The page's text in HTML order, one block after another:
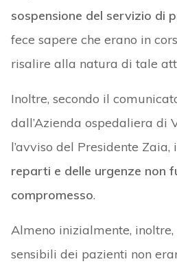
sospensione del servizio di
fece sapere che erano in
risalire alla natura di tale
Inoltre, secondo il
dall’Azienda ospedaliera di
l’avviso del Presidente Zaia,
reparti e delle urgenze non
compromesso.
Almeno inizialmente,
sensibili dei pazienti non